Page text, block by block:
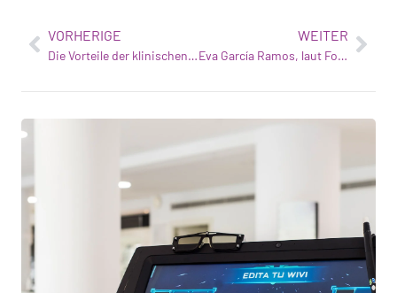
VORHERIGE
Die Vorteile der klinischen Innovation in der Optometrie
WEITER
Eva García Ramos, laut Forbes eine der 35 führenden spanischen Frauen in der Technologiebranche